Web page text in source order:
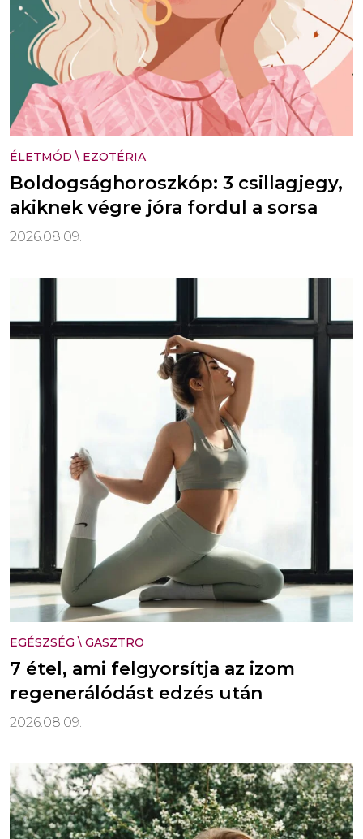
ÉLETMÓD \ EZOTÉRIA
Boldogsághoroszkóp: 3 csillagjegy,
akiknek végre jóra fordul a sorsa
2026.08.09.
EGÉSZSÉG \ GASZTRO
7 étel, ami felgyorsítja az izom
regenerálódást edzés után
2026.08.09.